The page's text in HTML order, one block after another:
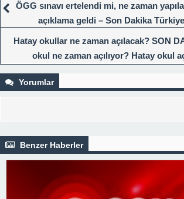
ÖGG sınavı ertelendi mi, ne zaman
açıklama geldi – Son Dakika
Hatay okullar ne zaman açılacak? SON
okul ne zaman açılıyor? Hatay okul
Yorumlar
Benzer Haberler